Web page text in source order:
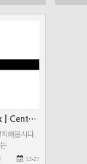
7 r…
해봅시다.
는…
12-27